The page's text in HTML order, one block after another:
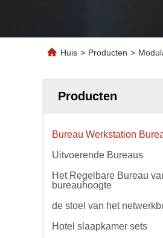
Huis > Producten >
Producten
Bureau Werkstation
Uitvoerende Bureaus
Het Regelbare Bureau
bureauhoogte
de stoel van het
Hotel slaapkamer sets